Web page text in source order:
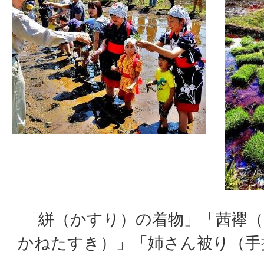
「絣（かすり）の着物」「茜襷
かねたすき）」「姉さん被り（